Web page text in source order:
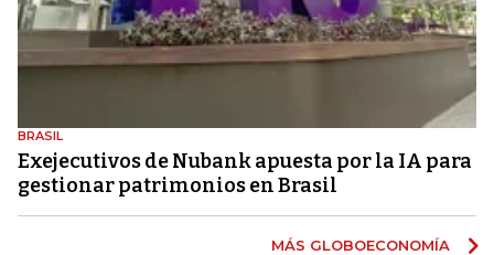
BRASIL
Exejecutivos de Nubank apuesta por la IA para
gestionar patrimonios en Brasil
MÁS GLOBOECONOMÍA